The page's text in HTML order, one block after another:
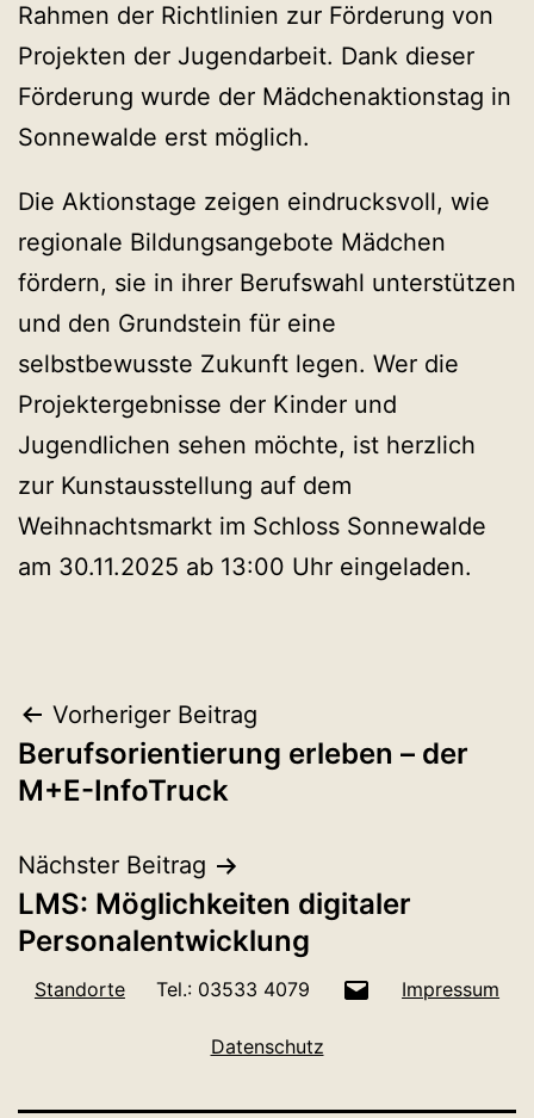
Rahmen der Richtlinien zur Förderung von
Projekten der Jugendarbeit. Dank dieser
Förderung wurde der Mädchenaktionstag in
Sonnewalde erst möglich.
Die Aktionstage zeigen eindrucksvoll, wie
regionale Bildungsangebote Mädchen
fördern, sie in ihrer Berufswahl unterstützen
und den Grundstein für eine
selbstbewusste Zukunft legen. Wer die
Projektergebnisse der Kinder und
Jugendlichen sehen möchte, ist herzlich
zur Kunstausstellung auf dem
Weihnachtsmarkt im Schloss Sonnewalde
am 30.11.2025 ab 13:00 Uhr eingeladen.
Beitragsnavigation
Vorheriger Beitrag
Berufsorientierung erleben – der
M+E-InfoTruck
Nächster Beitrag
LMS: Möglichkeiten digitaler
Personalentwicklung
Standorte Tel.: 03533 4079 Impressum
Datenschutz